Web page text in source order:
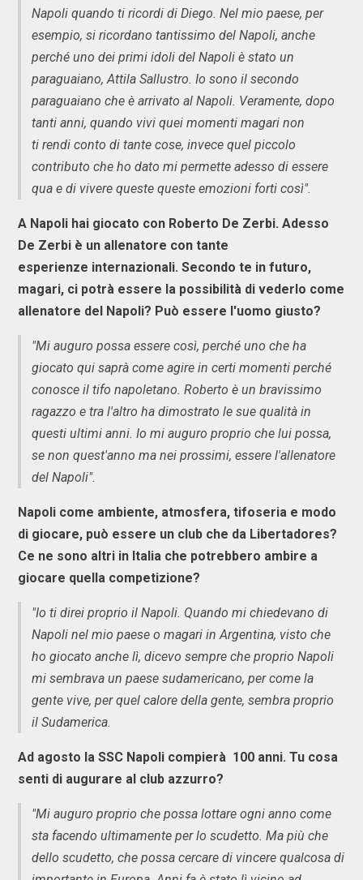
Napoli quando ti ricordi di Diego. Nel mio paese, per
esempio, si ricordano tantissimo del Napoli, anche
perché uno dei primi idoli del Napoli è stato un
paraguaiano, Attila Sallustro. Io sono il secondo
paraguaiano che è arrivato al Napoli. Veramente, dopo
tanti anni, quando vivi quei momenti magari non
ti rendi conto di tante cose, invece quel piccolo
contributo che ho dato mi permette adesso di essere
qua e di vivere queste queste emozioni forti così".
A Napoli hai giocato con Roberto De Zerbi. Adesso
De Zerbi è un allenatore con tante
esperienze internazionali. Secondo te in futuro,
magari, ci potrà essere la possibilità di vederlo come
allenatore del Napoli? Può essere l'uomo giusto?
"Mi auguro possa essere così, perché uno che ha
giocato qui saprà come agire in certi momenti perché
conosce il tifo napoletano. Roberto è un bravissimo
ragazzo e tra l'altro ha dimostrato le sue qualità in
questi ultimi anni. Io mi auguro proprio che lui possa,
se non quest'anno ma nei prossimi, essere l'allenatore
del Napoli".
Napoli come ambiente, atmosfera, tifoseria e modo
di giocare, può essere un club che da Libertadores?
Ce ne sono altri in Italia che potrebbero ambire a
giocare quella competizione?
"Io ti direi proprio il Napoli. Quando mi chiedevano di
Napoli nel mio paese o magari in Argentina, visto che
ho giocato anche lì, dicevo sempre che proprio Napoli
mi sembrava un paese sudamericano, per come la
gente vive, per quel calore della gente, sembra proprio
il Sudamerica.
Ad agosto la SSC Napoli compierà 100 anni. Tu cosa
senti di augurare al club azzurro?
"Mi auguro proprio che possa lottare ogni anno come
sta facendo ultimamente per lo scudetto. Ma più che
dello scudetto, che possa cercare di vincere qualcosa di